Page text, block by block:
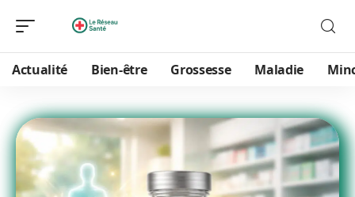
Actualité Bien-être Grossesse Maladie